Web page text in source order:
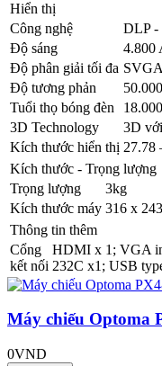
Hiển thị
Công nghệ
DLP -
Độ sáng
4.800
Độ phân giải tối đa
Độ tương phản
Tuổi thọ bóng đèn
3D Technology
3D
Kích thước hiển thị 27.78
Kích thước - Trọng lượng
Trọng lượng
3kg
Kích thước máy 316 x
Thông tin thêm
Cổng
kết nối
HDMI x 1; VGA
232C x1; USB
Máy chiếu Optoma
0VND